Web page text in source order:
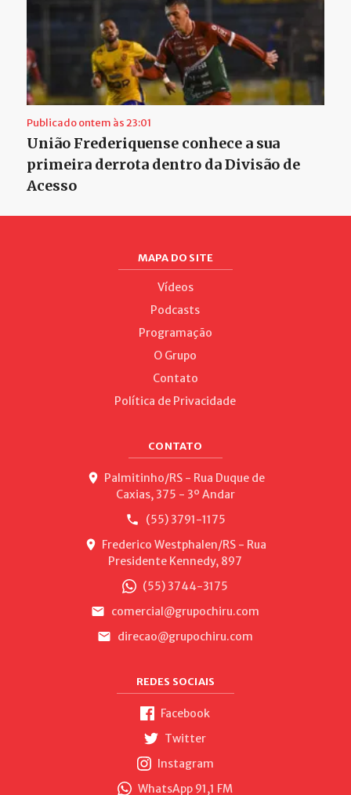
Publicado ontem às 23:01
União Frederiquense conhece a sua
primeira derrota dentro da Divisão de
Acesso
MAPA DO SITE
Vídeos
Podcasts
Programação
O Grupo
Contato
Política de Privacidade
CONTATO
Palmitinho/RS - Rua Duque de
Caxias, 375 - 3º Andar
(55) 3791-1175
Frederico Westphalen/RS - Rua
Presidente Kennedy, 897
(55) 3744-3175
comercial@grupochiru.com
direcao@grupochiru.com
REDES SOCIAIS
Facebook
Twitter
Instagram
WhatsApp 91,1 FM